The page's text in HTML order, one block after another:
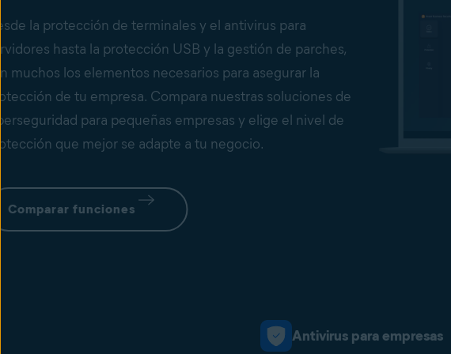
la protección de terminales y el antivirus para
hasta la protección USB y la gestión de parches,
muchos los elementos necesarios para asegurar la
de tu empresa. Compara nuestras soluciones de
para pequeñas empresas y elige el nivel de
que mejor se adapte a tu negocio.
Comparar funciones
Antivirus para empresas